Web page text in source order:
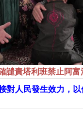
譴責塔利班禁止阿
對人民發生效力，